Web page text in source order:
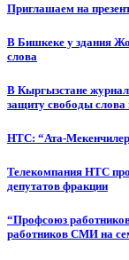
Приглашаем на
В Бишкеке у здания
слова
В Кыргызстане
защиту свободы
НТС: “Ата-
Телекомпания НТС
депутатов фракции
“Профсоюз
работников СМИ на